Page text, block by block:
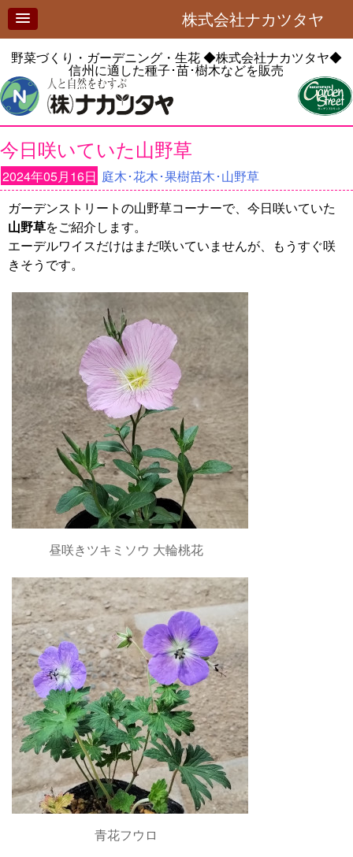
株式会社ナカツタヤ
野菜づくり・ガーデニング・生花◆株式会社ナカツタヤ◆
信州に適した種子･苗･樹木などを販売
今日咲いていた山野草
2024年05月16日 庭木･花木･果樹苗木･山野草
ガーデンストリートの山野草コーナーで、今日咲いていた
山野草をご紹介します。
エーデルワイスだけはまだ咲いていませんが、もうすぐ咲
きそうです。
昼咲きツキミソウ 大輪桃花
青花フウロ